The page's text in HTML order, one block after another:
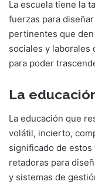
La escuela tiene la
fuerzas para
pertinentes que
sociales y laborales
para poder
La
La educación que
volátil, incierto,
significado de
retadoras para
y sistemas de